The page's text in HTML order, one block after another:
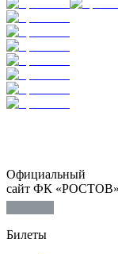
Официальный
сайт ФК «РОСТОВ»
Билеты